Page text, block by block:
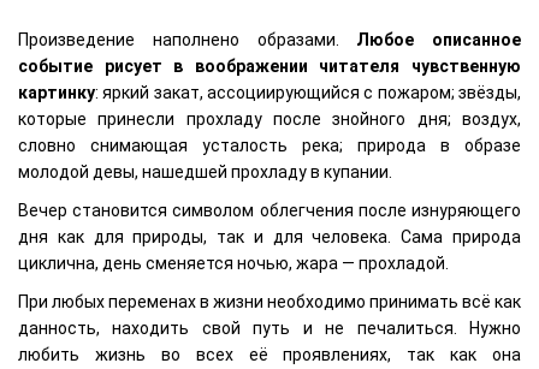
Произведение наполнено образами. Любое описанное
событие рисует в воображении читателя чувственную
картинку: яркий закат, ассоциирующийся с пожаром; звёзды,
которые принесли прохладу после знойного дня; воздух,
словно снимающая усталость река; природа в образе
молодой девы, нашедшей прохладу в купании.
Вечер становится символом облегчения после изнуряющего
дня как для природы, так и для человека. Сама природа
циклична, день сменяется ночью, жара — прохладой.
При любых переменах в жизни необходимо принимать всё как
данность, находить свой путь и не печалиться. Нужно
любить жизнь во всех её проявлениях, так как она